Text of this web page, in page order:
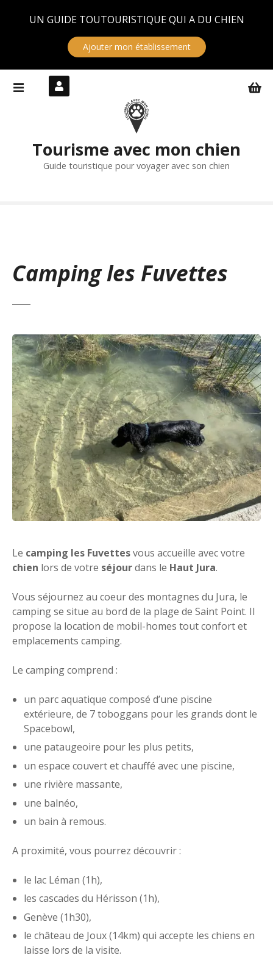
UN GUIDE TOUTOURISTIQUE QUI A DU CHIEN
Ajouter mon établissement
Tourisme avec mon chien
Guide touristique pour voyager avec son chien
Camping les Fuvettes
Le camping les Fuvettesvous accueille avec votre
chien lors de votre séjourdans le Haut Jura.
Vous séjournez au coeur des montagnes du Jura, le
camping se situe au bord de la plage de Saint Point. Il
propose la location de mobil-homes tout confort et
emplacements camping.
Le camping comprend :
un parc aquatique composé d’une piscine
extérieure, de 7 toboggans pour les grands dont le
Spacebowl,
une pataugeoire pour les plus petits,
un espace couvert et chauffé avec une piscine,
une rivière massante,
une balnéo,
un bain à remous.
A proximité, vous pourrez découvrir :
le lac Léman (1h),
les cascades du Hérisson (1h),
Genève (1h30),
le château de Joux (14km) qui accepte les chiens en
laisse lors de la visite.